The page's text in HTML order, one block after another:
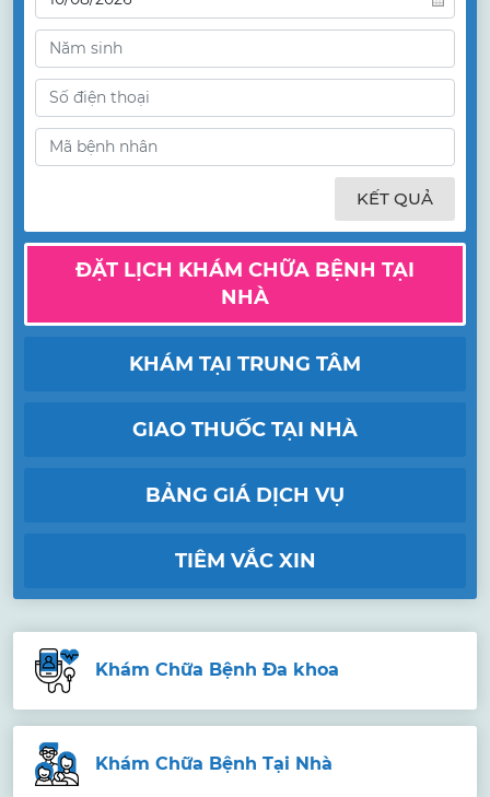
KẾT QUẢ
ĐẶT LỊCH KHÁM CHỮA BỆNH TẠI
NHÀ
KHÁM TẠI TRUNG TÂM
GIAO THUỐC TẠI NHÀ
BẢNG GIÁ DỊCH VỤ
TIÊM VẮC XIN
Khám Chữa Bệnh Đa khoa
Khám Chữa Bệnh Tại Nhà